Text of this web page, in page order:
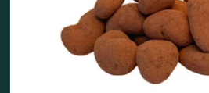
Abrir medios 0 en modal